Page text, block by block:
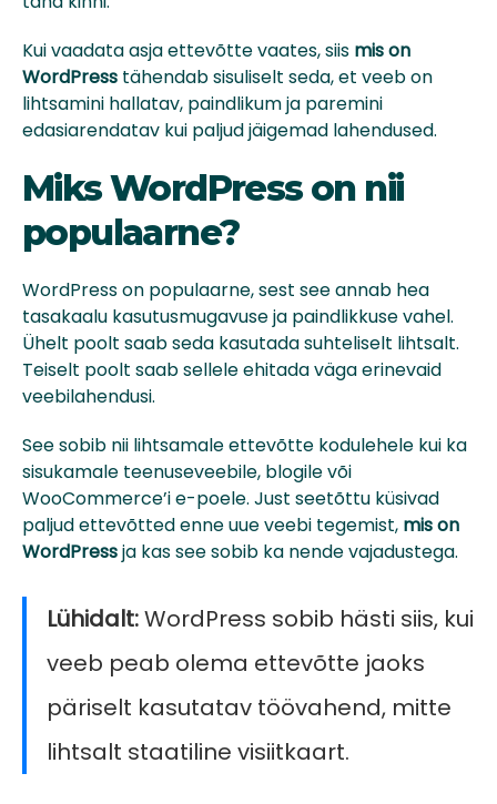
Kui vaadata asja ettevõtte vaates, siis mis on
WordPress tähendab sisuliselt seda, et veeb on
lihtsamini hallatav, paindlikum ja paremini
edasiarendatav kui paljud jäigemad lahendused.
Miks WordPress on nii
populaarne?
WordPress on populaarne, sest see annab hea
tasakaalu kasutusmugavuse ja paindlikkuse vahel.
Ühelt poolt saab seda kasutada suhteliselt lihtsalt.
Teiselt poolt saab sellele ehitada väga erinevaid
veebilahendusi.
See sobib nii lihtsamale ettevõtte kodulehele kui ka
sisukamale teenuseveebile, blogile või
WooCommerce’i e-poele. Just seetõttu küsivad
paljud ettevõtted enne uue veebi tegemist, mis on
WordPressja kas see sobib ka nende vajadustega.
Lühidalt:WordPress sobib hästi siis, kui
veeb peab olema ettevõtte jaoks
päriselt kasutatav töövahend, mitte
lihtsalt staatiline visiitkaart.